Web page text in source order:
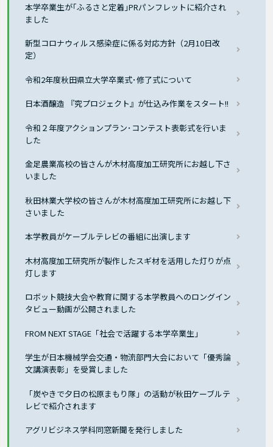
本学卒業生が｢ふるさと定着｣PRパンフレットに紹介され
ました
新型コロナウィルス感染症に係る対応方針（2月10日改
定）
令和2年度秋田県立大学卒業式･修了式について
日本酒醸造 『究プロジェクト』が仕込み作業をスタート!!
令和２年度アクションプラン･コンテスト表彰式を行いま
した
金足農業高校の皆さんが木材高度加工研究所にお越し下さ
いました
秋田林業大学校の皆さんが木材高度加工研究所にお越し下
さいました
本学教員がケーブルテレビの番組に出演します
木材高度加工研究所が製作したスギ材を活用した灯りが点
灯します
ロボット競技大会や教育に関する本学教員へのロングイン
タビュー動画が公開されました
FROM NEXT STAGE「社会で活躍する本学卒業生」
学生が日本機械学会交通・物流部門大会において「優秀論
文講演表彰」を受賞しました
「炭やきで夕日の松原まもり隊」の活動が秋田ケーブルテ
レビで紹介されます
アグリビジネス学科同窓新聞を発行しました